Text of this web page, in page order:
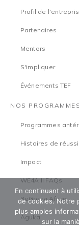
Profil de
Partenaires
Mentors
S'impliquer
Événements TEF
NOS PROGRAMMES
Programmes
Histoires de
Impact
WE4A II FAQs
BeGreen Africa
Aguka
En continuant à
de cookies. Notre
plus amples
sur la